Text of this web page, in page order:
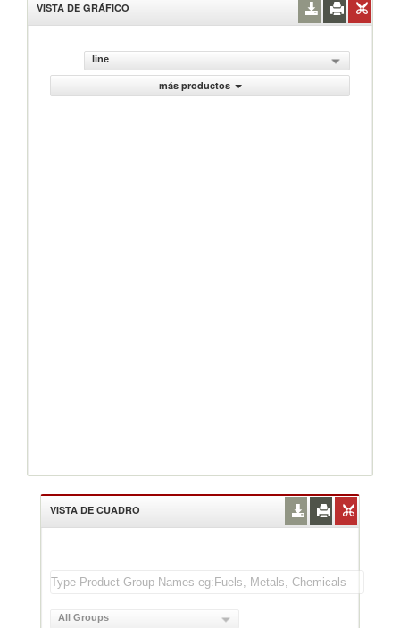
VISTA DE GRÁFICO
line
más productos
VISTA DE CUADRO
All Groups